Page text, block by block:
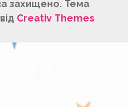
захищено. Тема
Creativ Themes